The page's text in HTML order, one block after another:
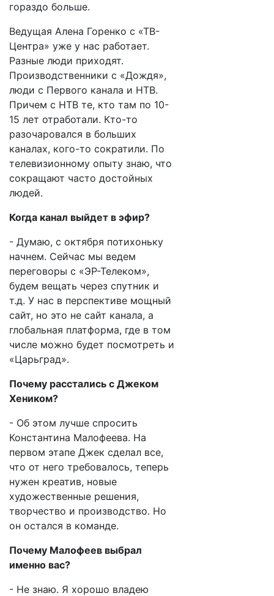
гораздо больше.
Ведущая Алена Горенко с «ТВ-
Центра» уже у нас работает.
Разные люди приходят.
Производственники с «Дождя»,
люди с Первого канала и НТВ.
Причем с НТВ те, кто там по 10-
15 лет отработали. Кто-то
разочаровался в больших
каналах, кого-то сократили. По
телевизионному опыту знаю, что
сокращают часто достойных
людей.
Когда канал выйдет в эфир?
- Думаю, с октября потихоньку
начнем. Сейчас мы ведем
переговоры с «ЭР-Телеком»,
будем вещать через спутник и
т.д. У нас в перспективе мощный
сайт, но это не сайт канала, а
глобальная платформа, где в том
числе можно будет посмотреть и
«Царьград».
Почему расстались с Джеком
Хеником?
- Об этом лучше спросить
Константина Малофеева. На
первом этапе Джек сделал все,
что от него требовалось, теперь
нужен креатив, новые
художественные решения,
творчество и производство. Но
он остался в команде.
Почему Малофеев выбрал
именно вас?
- Не знаю. Я хорошо владею